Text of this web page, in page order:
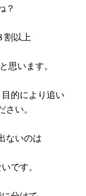
？
割以上
思います。
的により追い
い。
ないのは
です。